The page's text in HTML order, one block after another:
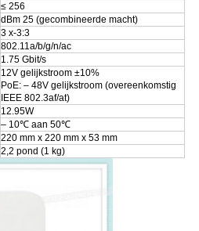
≤ 256
dBm 25 (gecombineerde macht)
3 x-3:3
802.11a/b/g/n/ac
1.75 Gbit/s
12V gelijkstroom ±10%
PoE: – 48V gelijkstroom (overeenkomstig
IEEE 802.3af/at)
12.95W
– 10℃ aan 50℃
220 mm x 220 mm x 53 mm
2,2 pond (1 kg)